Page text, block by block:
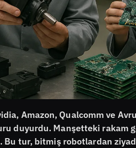
Amazon, Qualcomm ve
duyurdu. Manşetteki rakam
Bu tur, bitmiş robotlardan